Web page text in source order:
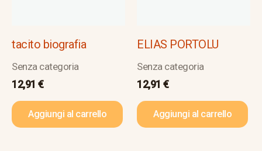
tacito biografia
Senza categoria
12,91 €
Aggiungi al carrello
ELIAS PORTOLU
Senza categoria
12,91 €
Aggiungi al carrello